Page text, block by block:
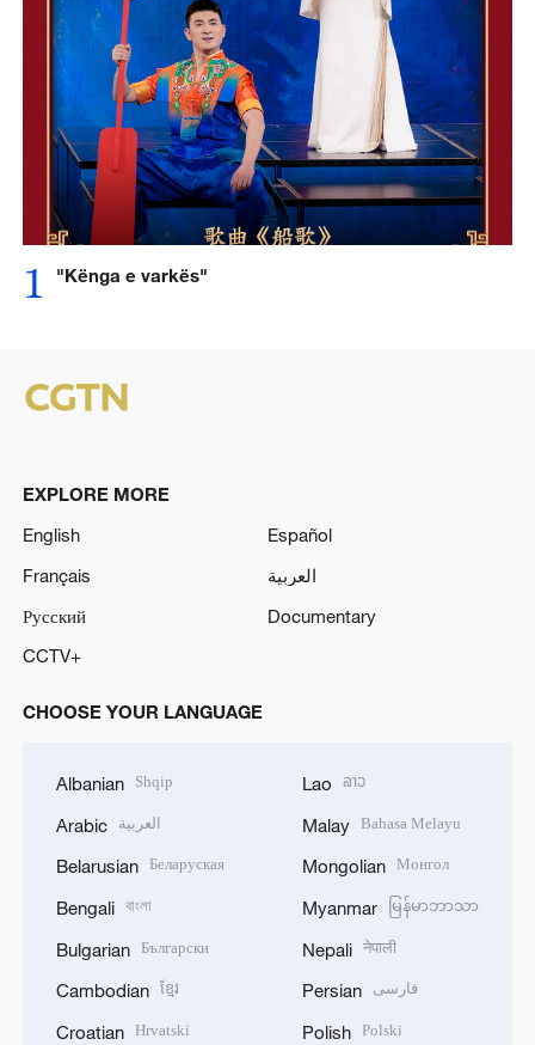
1 "Kënga e varkës"
EXPLORE MORE
English
Español
Français
العربية
Русский
Documentary
CCTV+
CHOOSE YOUR LANGUAGE
Albanian Shqip
Arabic العربية
Belarusian Беларуская
Bengali বাংলা
Bulgarian Български
Cambodian ខ្មែរ
Croatian Hrvatski
Lao ລາວ
Malay Bahasa Melayu
Mongolian Монгол
Myanmar မြန်မာဘာသာ
Nepali नेपाली
Persian فارسی
Polish Polski